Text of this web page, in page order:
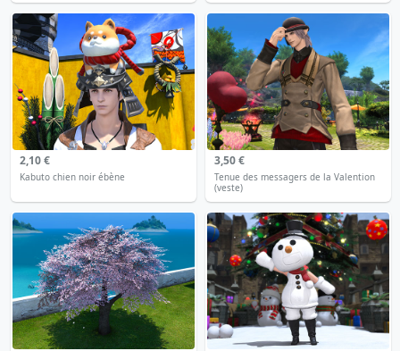
2,10 €
Kabuto chien noir ébène
3,50 €
Tenue des messagers de la Valention
(veste)